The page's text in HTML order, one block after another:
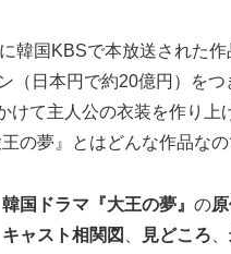
韓国KBSで本放送された
（日本円で約20億円）を
けて主人公の衣装を作り上
の夢』とはどんな作品なの
韓国ドラマ『大王の夢』 の
キャスト相関図 見どころ